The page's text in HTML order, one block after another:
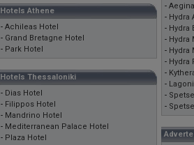
Hotels Athene
- Achileas Hotel
- Grand Bretagne Hotel
- Park Hotel
Hotels Thessaloniki
- Dias Hotel
- Filippos Hotel
- Mandrino Hotel
- Mediterranean Palace Hotel
- Plaza Hotel
-
- Hydra
- Hydra
- Hydra
- Hydra
- Hydra
-
-
-
-